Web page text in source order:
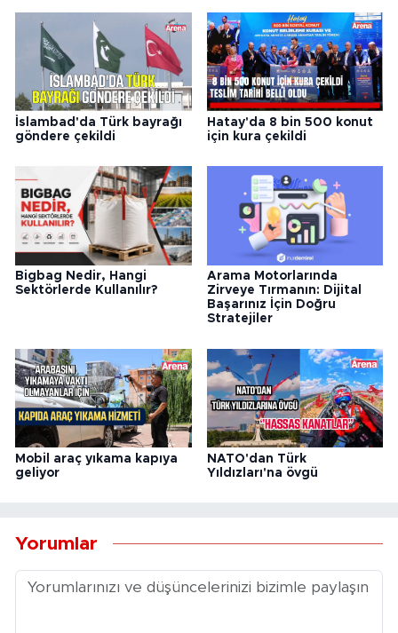
İslambad'da Türk bayrağı
göndere çekildi
Hatay'da 8 bin 500 konut
için kura çekildi
Bigbag Nedir, Hangi
Sektörlerde Kullanılır?
Arama Motorlarında
Zirveye Tırmanın: Dijital
Başarınız İçin Doğru
Stratejiler
Mobil araç yıkama kapıya
geliyor
NATO'dan Türk
Yıldızları'na övgü
Yorumlar